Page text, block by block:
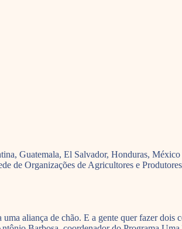
Guatemala, El Salvador, Honduras,
Organizações de Agricultores e
aliança de chão. E a gente quer fazer